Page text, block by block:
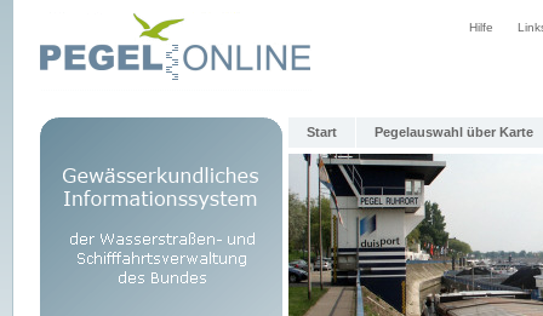
Hilfe
Start Pegelauswahl über Karte